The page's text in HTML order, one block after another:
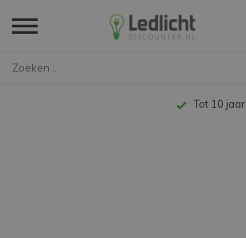
Tot 10